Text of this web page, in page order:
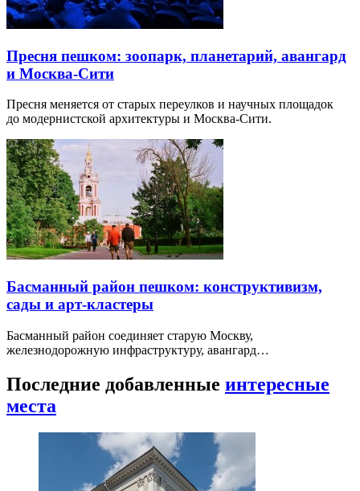
Пресня пешком: зоопарк, планетарий, авангард
и Москва-Сити
Пресня меняется от старых переулков и научных площадок
до модернистской архитектуры и Москва-Сити.
Басманный район пешком: конструктивизм,
сады и арт-кластеры
Басманный район соединяет старую Москву,
железнодорожную инфраструктуру, авангард…
Последние добавленные интересные
места